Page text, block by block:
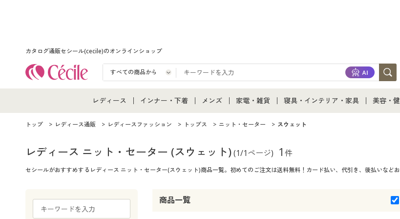
カタログ通販セシール(cecile)のオンラインショップ
レディース
レディース通販すべて
レディースファッション
女性下着
インナー・下着
インナー・下着通販すべて
女性下着
メンズ下着
ジュニア・ティーンズ下着
メンズ
メンズ通販すべて
メンズファッション
メンズ下着
家電・雑貨
家電・雑貨すべて
キッチン・雑貨・日用品
寝具・インテリア・家具
寝具・インテリア・家具通販すべて
寝具・ベッド
美容・
トップ レディース通販 レディースファッション トップス ニット・セーター スウェット
レディース ニット・セーター (スウェット)(1/1ページ) 1 件
セシールがおすすめするレディース ニット・セーター(スウェット)商品一覧。初めてのご注文は送料無料！カード払い、代引き、後払いなどお
商品一覧